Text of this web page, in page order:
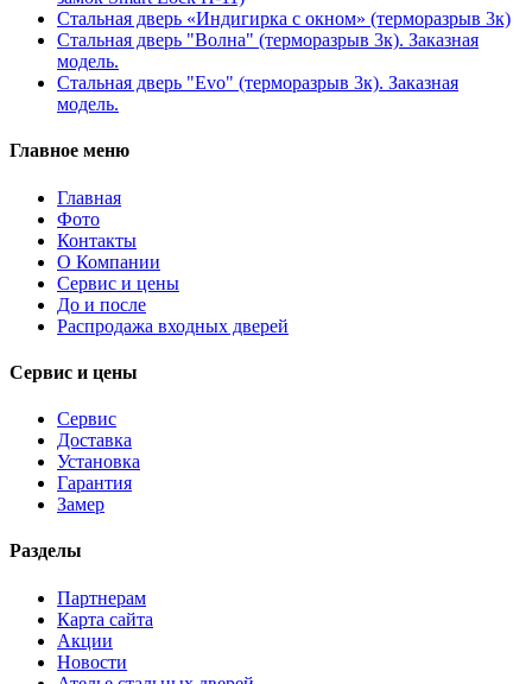
Стальная дверь «Индигирка с окном» (терморазрыв 3к)
Стальная дверь "Волна" (терморазрыв 3к). Заказная
модель.
Стальная дверь "Evo" (терморазрыв 3к). Заказная
модель.
Главное меню
Главная
Фото
Контакты
О Компании
Сервис и цены
До и после
Распродажа входных дверей
Сервис и цены
Сервис
Доставка
Установка
Гарантия
Замер
Разделы
Партнерам
Карта сайта
Акции
Новости